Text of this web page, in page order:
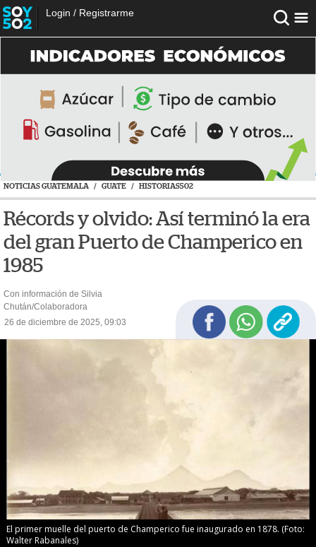
Login / Registrarme
NOTICIAS GUATEMALA / GUATE / HISTORIAS502
Récords y olvido: Así terminó la era
del gran Puerto de Champerico en
1985
Con información de Silvia
Chután/Colaboradora
26 de diciembre de 2025, 09:03
El primer muelle del puerto de Champerico fue inaugurado en 1878. (Foto:
Walter Rabanales)